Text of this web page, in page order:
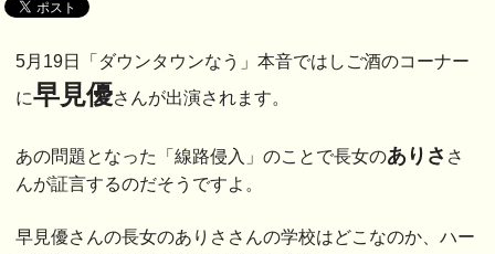
5月19日「ダウンタウンなう」本音ではしご酒のコーナー
に早見優さんが出演されます。
あの問題となった「線路侵入」のことで長女のありさ さ
んが証言するのだそうですよ。
早見優さんの長女のありささんの学校はどこなのか、ハー